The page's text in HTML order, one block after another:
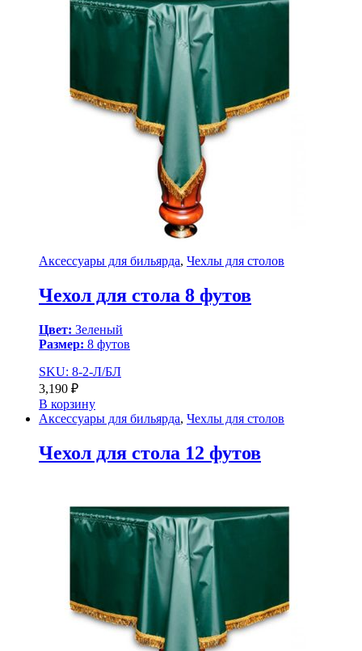
Аксессуары для бильярда, Чехлы для столов
Чехол для стола 8 футов
Цвет: Зеленый
Размер: 8 футов
SKU: 8-2-Л/БЛ
3,190 ₽
В корзину
Аксессуары для бильярда, Чехлы для столов
Чехол для стола 12 футов